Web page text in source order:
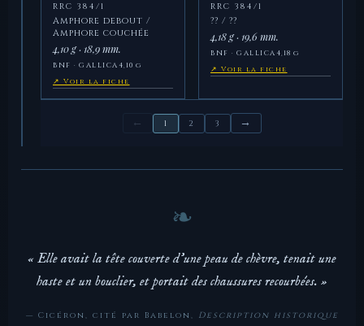
RRC 384/1
Amphore debout /
Amphore couchée
4,10 g · 18,9 mm.
BNF · GALLICA 4,10 g
↗ Voir la fiche
RRC 384/1
?? / ??
4,18 g · 19,6 mm.
BNF · GALLICA 4,18 g
↗ Voir la fiche
← 1 2 3 →
« Elle avait la tête couverte d'une peau de chèvre, tenait une
haste et un bouclier, et portait des chaussures recourbées. »
— Cicéron, cité par Babelon, Description historique